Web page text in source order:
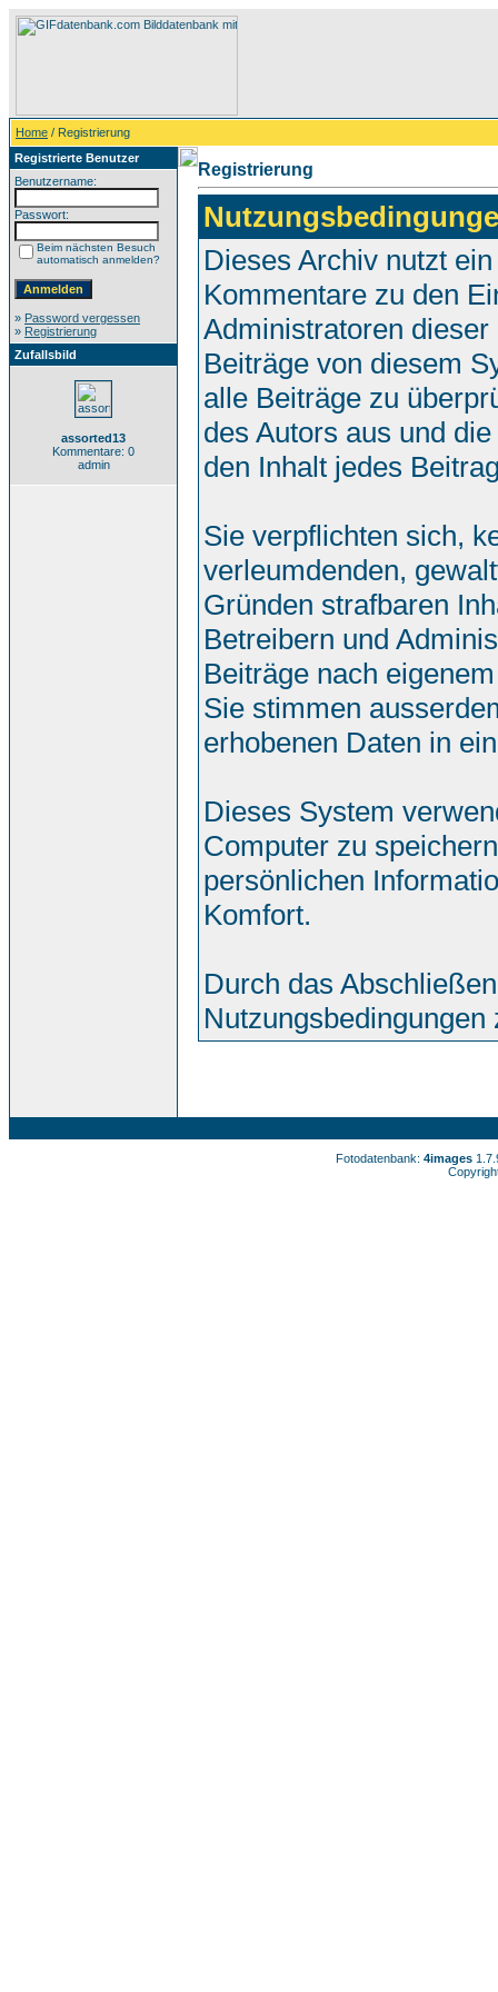
Home / Registrierung
Registrierte Benutzer
Benutzername:
Passwort:
Beim nächsten Besuch
automatisch anmelden?
» Password vergessen
» Registrierung
Zufallsbild
assorted13
Kommentare: 0
admin
Registrierung
Dieses Archiv nutzt
Kommentare zu den
Administratoren
Beiträge von diesem
alle Beiträge zu
des Autors aus und
den Inhalt jedes
Sie verpflichten sich,
verleumdenden,
Gründen strafbaren
Betreibern und
Beiträge nach
Sie stimmen
erhobenen Daten in
Dieses System
Computer zu
persönlichen
Komfort.
Durch das
Nutzungsbedingungen
Fotodatenbank: 4images